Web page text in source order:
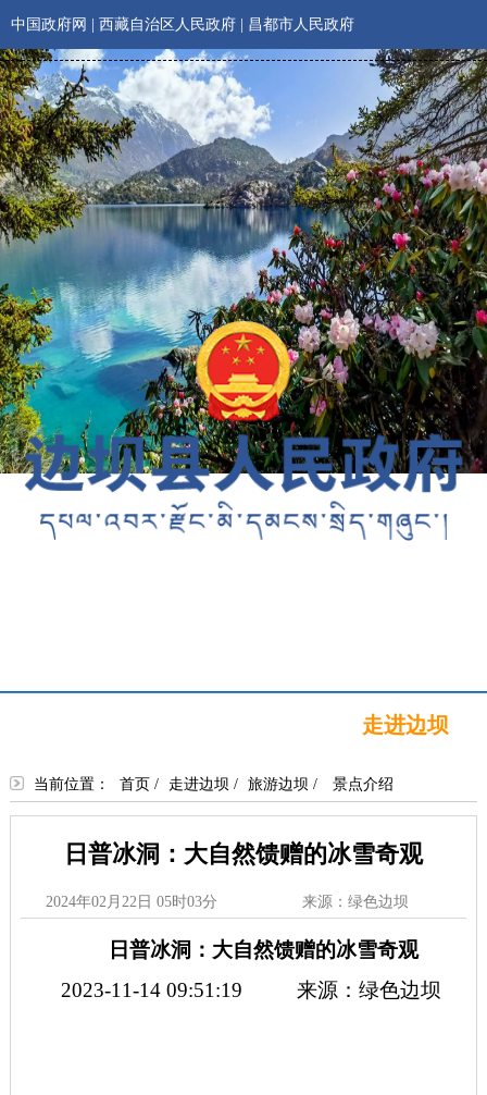
中国政府网 西藏自治区人民政府 昌都市人民政府
走进边坝
当前位置： 首页 / 走进边坝 / 旅游边坝 / 景点介绍
日普冰洞：大自然馈赠的冰雪奇观
2024年02月22日 05时03分 来源：绿色边坝
日普冰洞：大自然馈赠的冰雪奇观
2023-11-14 09:51:19 来源：绿色边坝